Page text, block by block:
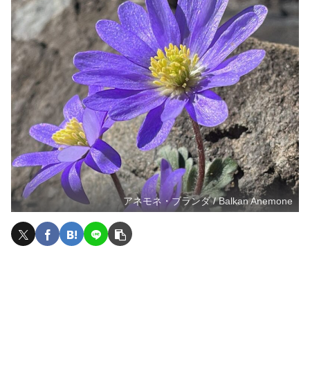
アネモネ・ブランダ / Balkan Anemone